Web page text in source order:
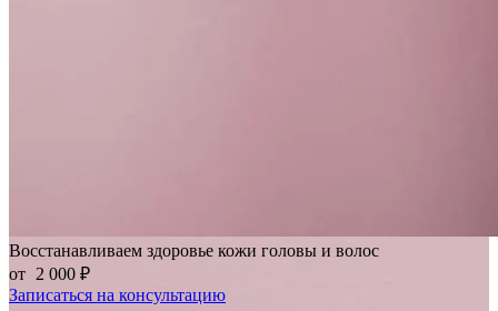
Восстанавливаем здоровье кожи головы и волос
от 2 000 ₽
Записаться на консультацию